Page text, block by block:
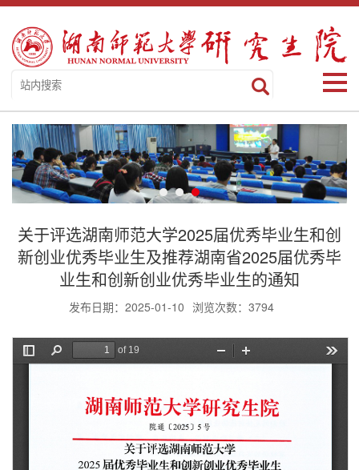
关于评选湖南师范大学2025届优秀毕业生和创
新创业优秀毕业生及推荐湖南省2025届优秀毕
业生和创新创业优秀毕业生的通知
发布日期：2025-01-10 浏览次数： 3794